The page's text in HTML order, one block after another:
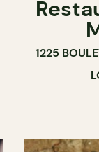
1225